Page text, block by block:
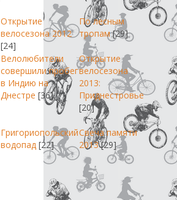
Открытие
велосезона 2012
[24]
По лесным
тропам [29]
Велолюбители
совершили пробег
в Индию на
Днестре [36]
Открытие
велосезона
2013:
Приднестровье
[20]
Григориопольский
водопад [22]
Свеча памяти
2013 [29]